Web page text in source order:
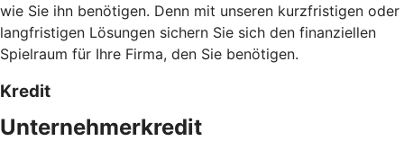
wie Sie ihn benötigen. Denn mit unseren kurzfristigen oder
langfristigen Lösungen sichern Sie sich den finanziellen
Spielraum für Ihre Firma, den Sie benötigen.
Kredit
Unternehmerkredit